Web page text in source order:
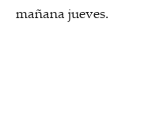
mañana jueves.